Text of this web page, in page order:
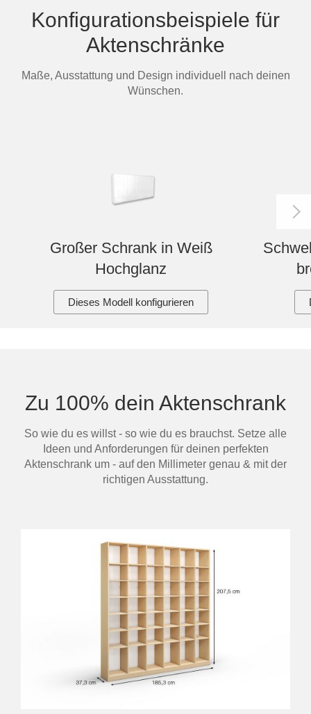
Konfigurationsbeispiele für
Aktenschränke
Maße, Ausstattung und Design individuell nach deinen
Wünschen.
Großer Schrank in Weiß
Hochglanz
Dieses Modell konfigurieren
Zu 100% dein Aktenschrank
So wie du es willst - so wie du es brauchst. Setze alle
Ideen und Anforderungen für deinen perfekten
Aktenschrank um - auf den Millimeter genau & mit der
richtigen Ausstattung.